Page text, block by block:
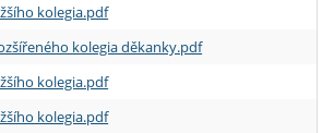
kolegia.pdf
kolegia děkanky.pdf
kolegia.pdf
kolegia.pdf